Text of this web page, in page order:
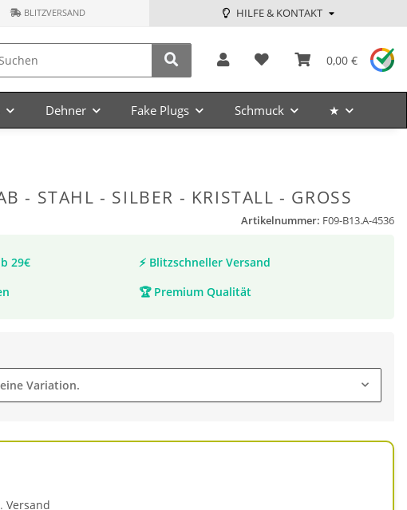
BLITZVERSAND HILFE & KONTAKT
0,00 €
Dehner Fake Plugs Schmuck ★
- STAHL - SILBER - KRISTALL - GROSS
Artikelnummer: F09-B13.A-4536
29€ ⚡ Blitzschneller Versand
🏆 Premium Qualität
Variation.
Versand